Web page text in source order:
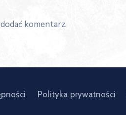
komentarz.
Polityka prywatności